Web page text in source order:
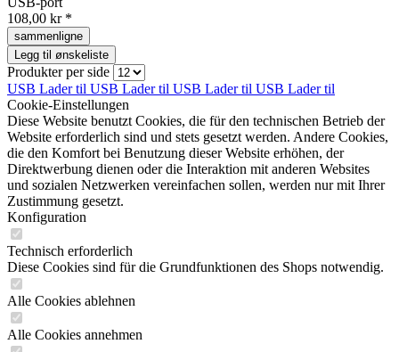
108,00 kr *
sammenligne
Legg til ønskeliste
Produkter per side
USB Lader til USB Lader til USB Lader til USB Lader til
Cookie-Einstellungen
Diese Website benutzt Cookies, die für den technischen Betrieb der
Website erforderlich sind und stets gesetzt werden. Andere Cookies,
die den Komfort bei Benutzung dieser Website erhöhen, der
Direktwerbung dienen oder die Interaktion mit anderen Websites
und sozialen Netzwerken vereinfachen sollen, werden nur mit Ihrer
Zustimmung gesetzt.
Konfiguration
Technisch erforderlich
Diese Cookies sind für die Grundfunktionen des Shops notwendig.
Alle Cookies ablehnen
Alle Cookies annehmen